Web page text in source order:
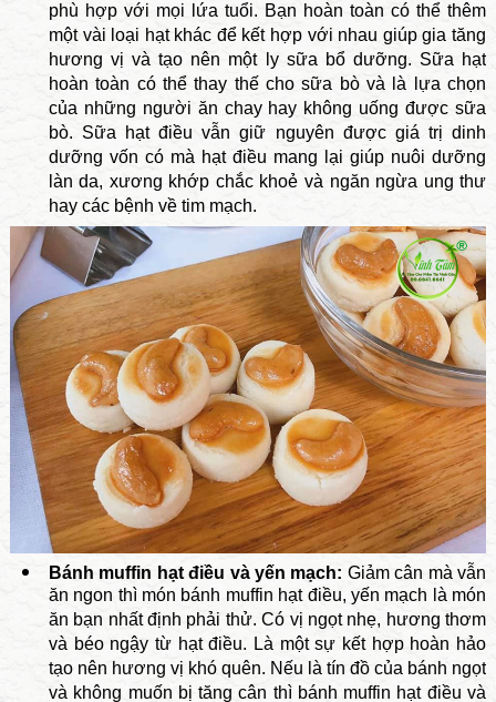
phù hợp với mọi lứa tuổi. Bạn hoàn toàn có thể thêm
một vài loại hạt khác để kết hợp với nhau giúp gia tăng
hương vị và tạo nên một ly sữa bổ dưỡng. Sữa hạt
hoàn toàn có thể thay thế cho sữa bò và là lựa chọn
của những người ăn chay hay không uống được sữa
bò. Sữa hạt điều vẫn giữ nguyên được giá trị dinh
dưỡng vốn có mà hạt điều mang lại giúp nuôi dưỡng
làn da, xương khớp chắc khoẻ và ngăn ngừa ung thư
hay các bệnh về tim mạch.
Bánh muffin hạt điều và yến mạch: Giảm cân mà vẫn
ăn ngon thì món bánh muffin hạt điều, yến mạch là món
ăn bạn nhất định phải thử. Có vị ngọt nhẹ, hương thơm
và béo ngậy từ hạt điều. Là một sự kết hợp hoàn hảo
tạo nên hương vị khó quên. Nếu là tín đồ của bánh ngọt
và không muốn bị tăng cân thì bánh muffin hạt điều và